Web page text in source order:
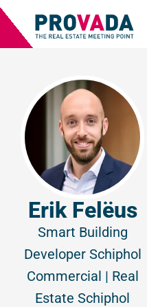
Erik Felëus
Smart Building
Developer Schiphol
Commercial | Real
Estate Schiphol